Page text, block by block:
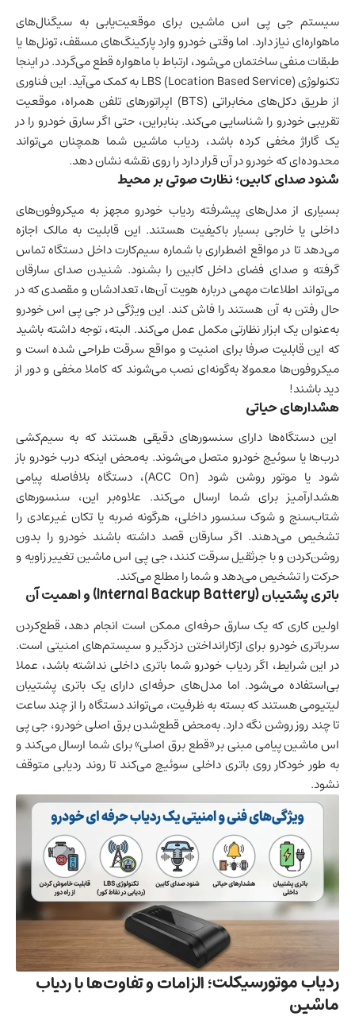
سیستم جی پی اس ماشین برای موقعیت‌یابی به سیگنال‌های
ماهواره‌ای نیاز دارد. اما وقتی خودرو وارد پارکینگ‌های مسقف، تونل‌ها یا
طبقات منفی ساختمان می‌شود، ارتباط با ماهواره قطع می‌گردد. در اینجا
تکنولوژی LBS (Location Based Service) به کمک می‌آید. این فناوری
از طریق دکل‌های مخابراتی (BTS) اپراتورهای تلفن همراه، موقعیت
تقریبی خودرو را شناسایی می‌کند. بنابراین، حتی اگر سارق خودرو را در
یک گاراژ مخفی کرده باشد، ردیاب ماشین شما همچنان می‌تواند
محدوده‌ای که خودرو در آن قرار دارد را روی نقشه نشان دهد.
شنود صدای کابین؛ نظارت صوتی بر محیط
بسیاری از مدل‌های پیشرفته ردیاب خودرو مجهز به میکروفون‌های
داخلی یا خارجی بسیار باکیفیت هستند. این قابلیت به مالک اجازه
می‌دهد تا در مواقع اضطراری با شماره سیم‌کارت داخل دستگاه تماس
گرفته و صدای فضای داخل کابین را بشنود. شنیدن صدای سارقان
می‌تواند اطلاعات مهمی درباره هویت آن‌ها، تعدادشان و مقصدی که در
حال رفتن به آن هستند را فاش کند. این ویژگی در جی پی اس خودرو
به‌عنوان یک ابزار نظارتی مکمل عمل می‌کند. البته، توجه داشته باشید
که این قابلیت صرفا برای امنیت و مواقع سرقت طراحی شده است و
میکروفون‌ها معمولا به‌گونه‌ای نصب می‌شوند که کاملا مخفی و دور از
دید باشند!
هشدارهای حیاتی
این دستگاه‌ها دارای سنسورهای دقیقی هستند که به سیم‌کشی
درب‌ها یا سوئیچ خودرو متصل می‌شوند. به‌محض اینکه درب خودرو باز
شود یا موتور روشن شود (ACC On)، دستگاه بلافاصله پیامی
هشدارآمیز برای شما ارسال می‌کند. علاوه‌بر این، سنسورهای
شتاب‌سنج و شوک سنسور داخلی، هرگونه ضربه یا تکان غیرعادی را
تشخیص می‌دهند. اگر سارقان قصد داشته باشند خودرو را بدون
روشن‌کردن و با جرثقیل سرقت کنند، جی پی اس ماشین تغییر زاویه و
حرکت را تشخیص می‌دهد و شما را مطلع می‌کند.
باتری پشتیبان (Internal Backup Battery) و اهمیت آن
اولین کاری که یک سارق حرفه‌ای ممکن است انجام دهد، قطع‌کردن
سرباتری خودرو برای ازکارانداختن دزدگیر و سیستم‌های امنیتی است.
در این شرایط، اگر ردیاب خودرو شما باتری داخلی نداشته باشد، عملا
بی‌استفاده می‌شود. اما مدل‌های حرفه‌ای دارای یک باتری پشتیبان
لیتیومی هستند که بسته به ظرفیت، می‌تواند دستگاه را از چند ساعت
تا چند روز روشن نگه دارد. به‌محض قطع‌شدن برق اصلی خودرو، جی پی
اس ماشین پیامی مبنی بر «قطع برق اصلی» برای شما ارسال می‌کند و
به طور خودکار روی باتری داخلی سوئیچ می‌کند تا روند ردیابی متوقف
نشود.
ردیاب موتورسیکلت؛ الزامات و تفاوت‌ها با ردیاب
ماشین